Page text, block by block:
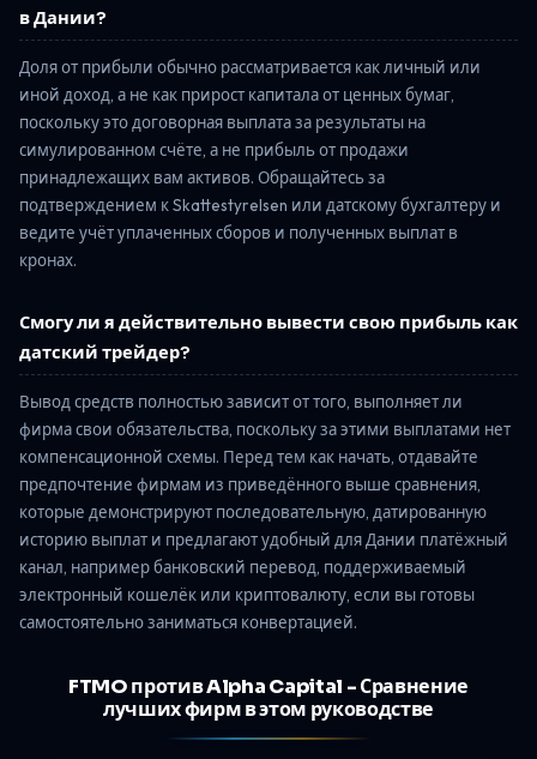
в Дании?
Доля от прибыли обычно рассматривается как личный или
иной доход, а не как прирост капитала от ценных бумаг,
поскольку это договорная выплата за результаты на
симулированном счёте, а не прибыль от продажи
принадлежащих вам активов. Обращайтесь за
подтверждением к Skattestyrelsen или датскому бухгалтеру и
ведите учёт уплаченных сборов и полученных выплат в
кронах.
Смогу ли я действительно вывести свою прибыль как
датский трейдер?
Вывод средств полностью зависит от того, выполняет ли
фирма свои обязательства, поскольку за этими выплатами нет
компенсационной схемы. Перед тем как начать, отдавайте
предпочтение фирмам из приведённого выше сравнения,
которые демонстрируют последовательную, датированную
историю выплат и предлагают удобный для Дании платёжный
канал, например банковский перевод, поддерживаемый
электронный кошелёк или криптовалюту, если вы готовы
самостоятельно заниматься конвертацией.
FTMO против Alpha Capital - Сравнение
лучших фирм в этом руководстве